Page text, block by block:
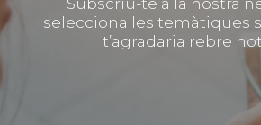
Subscriu-te a la nostra
selecciona les temàtiques
t’agradaria rebre